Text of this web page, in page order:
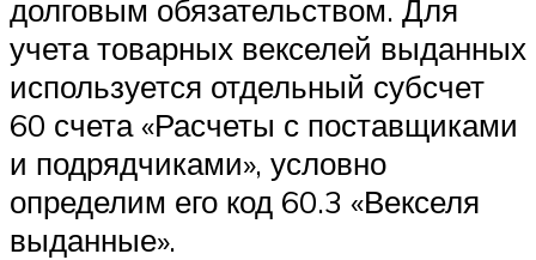
долговым обязательством. Для
учета товарных векселей выданных
используется отдельный субсчет
60 счета «Расчеты с поставщиками
и подрядчиками», условно
определим его код 60.3 «Векселя
выданные».